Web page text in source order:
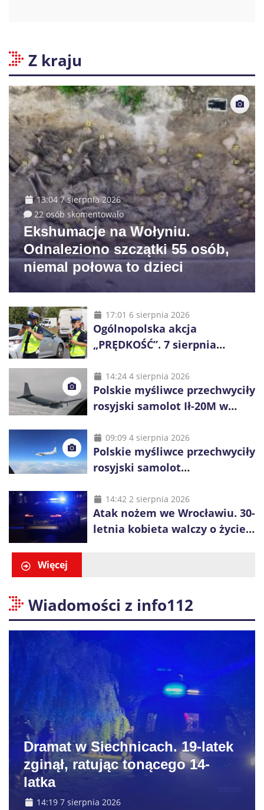
Z kraju
13:04 7 sierpnia 2026
22 osób skomentowało
Ekshumacje na Wołyniu.
Odnaleziono szczątki 55 osób,
niemal połowa to dzieci
17:01 6 sierpnia 2026
Ogólnopolska akcja
„PRĘDKOŚĆ”. 7 sierpnia
14:24 4 sierpnia 2026
Polskie myśliwce przechwyciły
rosyjski samolot Ił-20M w
09:09 4 sierpnia 2026
Polskie myśliwce przechwyciły
rosyjski samolot
14:42 2 sierpnia 2026
Atak nożem we Wrocławiu. 30-
letnia kobieta walczy o życie,
Więcej
Wiadomości z info112
Dramat w Siechnicach. 19-latek
zginął, ratując tonącego 14-
latka
14:19 7 sierpnia 2026